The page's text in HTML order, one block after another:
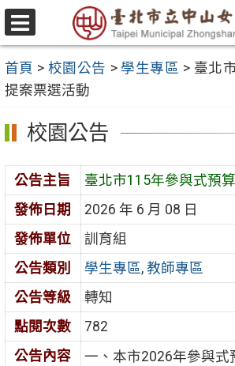
跳
至
要
內
容
區
選
單
首頁 > 校園公告 > 學生專區 > 臺北
提案票選活動
校園公告
公告主旨
臺北市115年參與式預
發佈日期
2026 年 6 月 08 日
發佈單位
訓育組
公告類別
學生專區, 教師專區
公告等級
轉知
點閱次數
782
公告內容
一、本市2026年參與式